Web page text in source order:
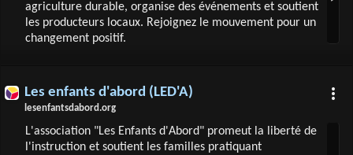
agriculture durable, organise des événements et soutient
les producteurs locaux. Rejoignez le mouvement pour un
changement positif.
Les enfants d'abord (LED'A)
lesenfantsdabord.org
L'association "Les Enfants d'Abord" promeut la liberté de
l'instruction et soutient les familles pratiquant